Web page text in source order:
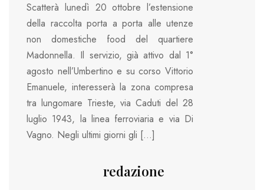
Scatterà lunedì 20 ottobre l’estensione
della raccolta porta a porta alle utenze
non domestiche food del quartiere
Madonnella. Il servizio, già attivo dal 1°
agosto nell’Umbertino e su corso Vittorio
Emanuele, interesserà la zona compresa
tra lungomare Trieste, via Caduti del 28
luglio 1943, la linea ferroviaria e via Di
Vagno. Negli ultimi giorni gli […]
redazione